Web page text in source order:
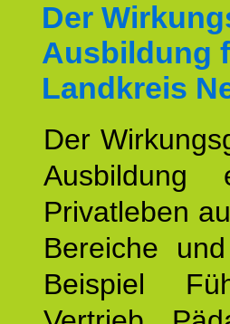
Der
Ausbildung
Landkreis
Der
Ausbildung
Privatleben
Bereiche
Beispiel